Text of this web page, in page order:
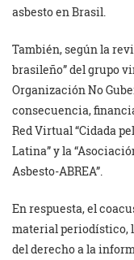
asbesto en Brasil.
También, según la
brasileño” del grupo
Organización No
consecuencia,
Red Virtual “Cidada
Latina” y la
Asbesto-ABREA”.
En respuesta, el
material periodístico,
del derecho a la